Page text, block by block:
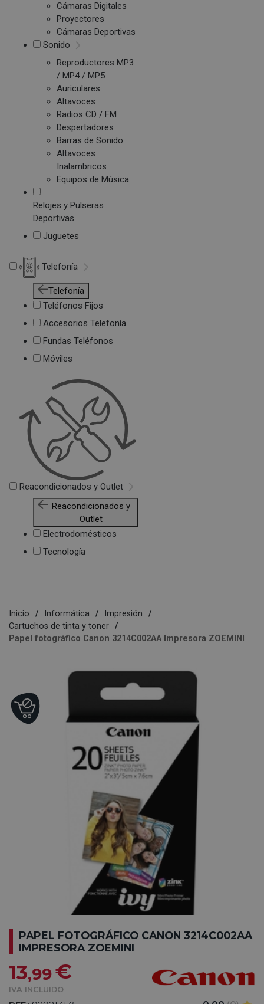
Cámaras Digitales
Proyectores
Cámaras Deportivas
Sonido
Reproductores MP3
/ MP4 / MP5
Auriculares
Altavoces
Radios CD / FM
Despertadores
Barras de Sonido
Altavoces
Inalambricos
Equipos de Música
Relojes y Pulseras
Deportivas
Juguetes
Telefonía
Telefonía
Teléfonos Fijos
Accesorios Telefonía
Fundas Teléfonos
Móviles
Reacondicionados y Outlet
Reacondicionados y
Outlet
Electrodomésticos
Tecnología
Inicio Informática
Impresión
Cartuchos de tinta y toner
Papel fotográfico Canon 3214C002AA Impresora ZOEMINI
PAPEL FOTOGRÁFICO CANON 3214C002AA
IMPRESORA ZOEMINI
13,99€
IVA INCLUIDO